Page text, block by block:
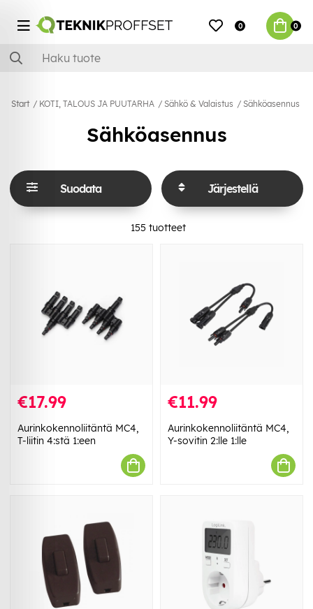
0 0
Start KOTI, TALOUS JA PUUTARHA Sähkö & Valaistus Sähköasennus
Sähköasennus
Suodata Järjestellä
155 tuotteet
€17.99
Aurinkokennoliitäntä MC4,
T-liitin 4:stä 1:een
€11.99
Aurinkokennoliitäntä MC4,
Y-sovitin 2:lle 1:lle